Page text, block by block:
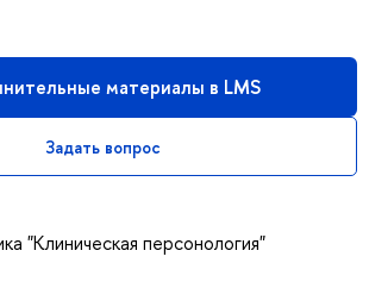
материалы в LMS
Задать вопрос
"Клиническая персонология"